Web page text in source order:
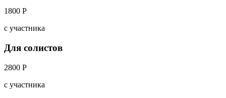
1800 Р
с участника
Для солистов
2800 Р
с участника